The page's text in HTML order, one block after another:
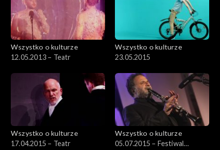
Wszystko o kulturze
12.05.2013 – Teatr
Wszystko o kulturze
23.05.2015
Wszystko o kulturze
17.04.2015 – Teatr
Wszystko o kulturze
05.07.2015 – Festiwal